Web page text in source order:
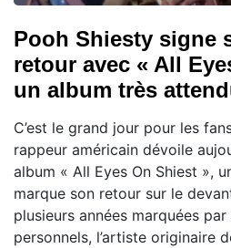
Pooh Shiesty signe
retour avec « All
un album très
C’est le grand jour pour les
rappeur américain dévoile
album « All Eyes On Shiest »,
marque son retour sur le
plusieurs années marquées
personnels, l’artiste originaire